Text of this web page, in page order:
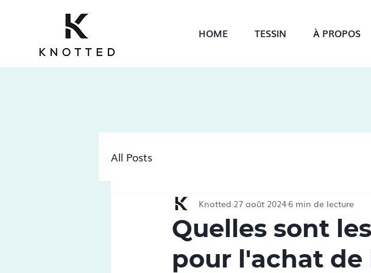
HOME TESSIN À PROPOS
All Posts
Quelles sont
pour l'achat
Knotted 27 août 20246 min de lecture